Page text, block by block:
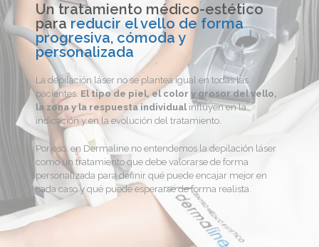
Un tratamiento médico-estético
para reducir el vello de forma
progresiva, cómoda y
personalizada
La depilación láser no se plantea igual en todas las
pacientes. El tipo de piel, el color y grosor del vello,
la zona y la respuesta individualinfluyen en la
indicación y en la evolución del tratamiento.
Por eso, en Dermaline no entendemos la depilación láser
como un tratamiento que debe valorarse de forma
personalizada para definir qué puede encajar mejor en
cada caso y qué puede esperarse de forma realista.